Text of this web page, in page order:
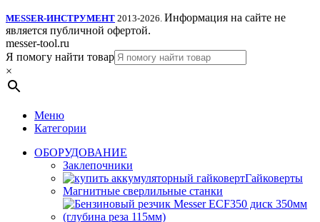
MESSER-ИНСТРУМЕНТ 2013-2026. Информация на сайте не
является публичной офертой.
messer-tool.ru
Я помогу найти товар
×
Меню
Категории
ОБОРУДОВАНИЕ
Заклепочники
Гайковерты
Магнитные сверлильные станки